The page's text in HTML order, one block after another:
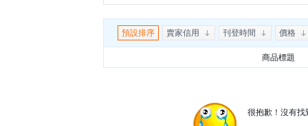
預設排序 賣家信用 刊登時間 價格
商品標題
很抱歉！沒有